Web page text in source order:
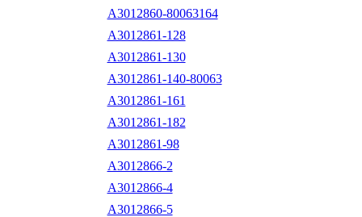
A3012860-80063164
A3012861-128
A3012861-130
A3012861-140-80063
A3012861-161
A3012861-182
A3012861-98
A3012866-2
A3012866-4
A3012866-5